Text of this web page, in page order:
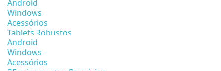
Android
Windows
Acessórios
Tablets Robustos
Android
Windows
Acessórios